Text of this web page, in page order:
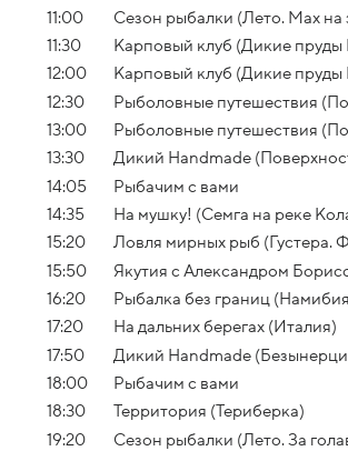
11:00
Сезон рыбалки (Лето. Мах на
11:30
Карповый клуб (Дикие пруды
12:00
Карповый клуб (Дикие пруды
12:30
Рыболовные путешествия
13:00
Рыболовные путешествия
13:30
Дикий Handmade
14:05
Рыбачим с вами
14:35
На мушку! (Семга на реке
15:20
Ловля мирных рыб (Густера.
15:50
Якутия с Александром
16:20
Рыбалка без границ
17:20
На дальних берегах (Италия)
17:50
Дикий Handmade
18:00
Рыбачим с вами
18:30
Территория (Териберка)
19:20
Сезон рыбалки (Лето. За